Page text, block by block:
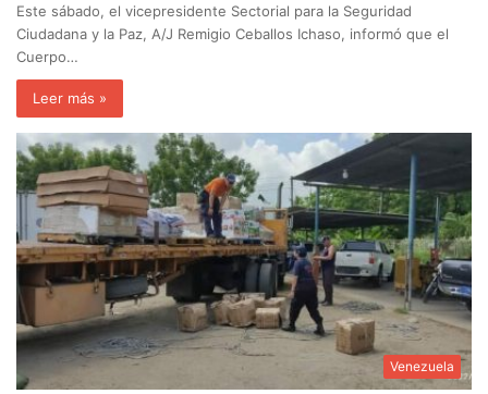
Este sábado, el vicepresidente Sectorial para la Seguridad
Ciudadana y la Paz, A/J Remigio Ceballos Ichaso, informó que el
Cuerpo…
Leer más »
Venezuela